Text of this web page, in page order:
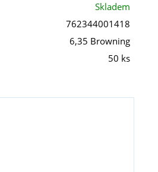
Skladem
762344001418
6,35 Browning
50 ks